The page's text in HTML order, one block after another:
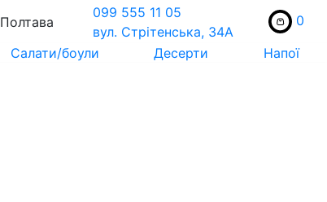
Полтава
099 555 11 05
вул. Стрiтенська, 34А
0
Салати/боули Десерти Напої